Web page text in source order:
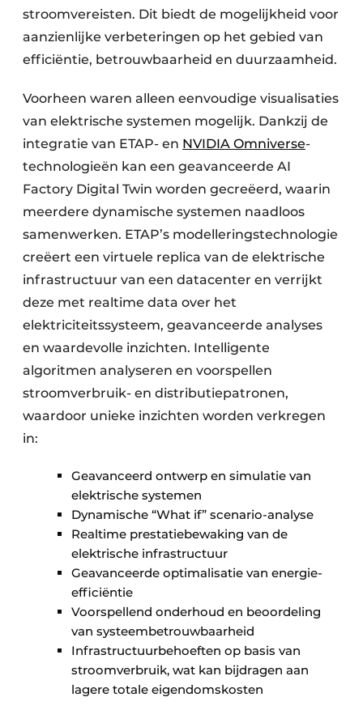
stroomvereisten. Dit biedt de mogelijkheid voor
aanzienlijke verbeteringen op het gebied van
efficiëntie, betrouwbaarheid en duurzaamheid.
Voorheen waren alleen eenvoudige visualisaties
van elektrische systemen mogelijk. Dankzij de
integratie van ETAP- en NVIDIA Omniverse-
technologieën kan een geavanceerde AI
Factory Digital Twin worden gecreëerd, waarin
meerdere dynamische systemen naadloos
samenwerken. ETAP’s modelleringstechnologie
creëert een virtuele replica van de elektrische
infrastructuur van een datacenter en verrijkt
deze met realtime data over het
elektriciteitssysteem, geavanceerde analyses
en waardevolle inzichten. Intelligente
algoritmen analyseren en voorspellen
stroomverbruik- en distributiepatronen,
waardoor unieke inzichten worden verkregen
in:
Geavanceerd ontwerp en simulatie van
elektrische systemen
Dynamische “What if” scenario-analyse
Realtime prestatiebewaking van de
elektrische infrastructuur
Geavanceerde optimalisatie van energie-
efficiëntie
Voorspellend onderhoud en beoordeling
van systeembetrouwbaarheid
Infrastructuurbehoeften op basis van
stroomverbruik, wat kan bijdragen aan
lagere totale eigendomskosten